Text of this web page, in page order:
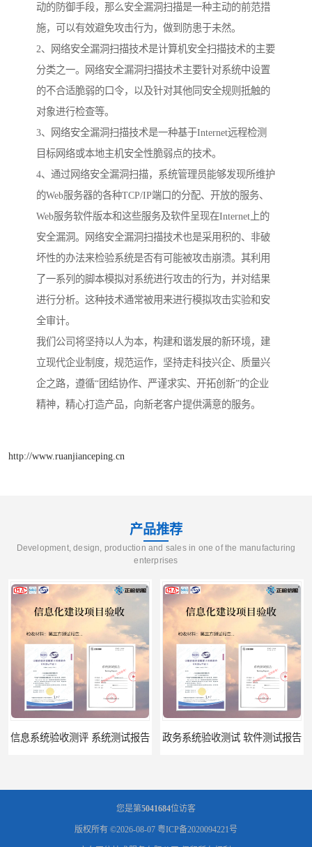
动的防御手段，那么安全漏洞扫描是一种主动的前范措
施，可以有效避免攻击行为，做到防患于未然。
2、网络安全漏洞扫描技术是计算机安全扫描技术的主要
分类之一。网络安全漏洞扫描技术主要针对系统中设置
的不合适脆弱的口令，以及针对其他同安全规则抵触的
对象进行检查等。
3、网络安全漏洞扫描技术是一种基于Internet远程检测
目标网络或本地主机安全性脆弱点的技术。
4、通过网络安全漏洞扫描，系统管理员能够发现所维护
的Web服务器的各种TCP/IP端口的分配、开放的服务、
Web服务软件版本和这些服务及软件呈现在Internet上的
安全漏洞。网络安全漏洞扫描技术也是采用积的、非破
坏性的办法来检验系统是否有可能被攻击崩溃。其利用
了一系列的脚本模拟对系统进行攻击的行为，并对结果
进行分析。这种技术通常被用来进行模拟攻击实验和安
全审计。
我们公司将坚持以人为本，构建和谐发展的新环境，建
立现代企业制度，规范运作，坚持走科技兴企、质量兴
企之路，遵循“团结协作、严谨求实、开拓创新”的企业
精神，精心打造产品，向新老客户提供满意的服务。
http://www.ruanjianceping.cn
产品推荐
Development, design, production and sales in one of the manufacturing
enterprises
信息系统验收测评 系统测试报告 政务系统验收测试 软件测试报告
您是第5041684位访客
版权所有 ©2026-08-07 粤ICP备2020094221号